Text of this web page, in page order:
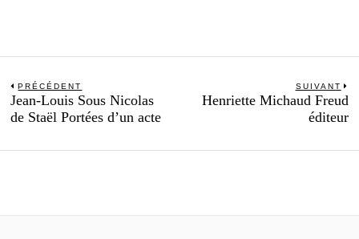
Navigation
de
l’article
PRÉCÉDENT
Previous
post:
Jean-Louis Sous Nicolas
de Staël Portées d’un acte
SUIVANT
Henriette Michaud Freud
éditeur